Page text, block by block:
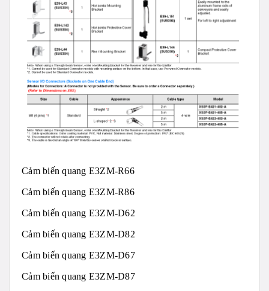
Cảm biến quang E3ZM-R66
Cảm biến quang E3ZM-R86
Cảm biến quang E3ZM-D62
Cảm biến quang E3ZM-D82
Cảm biến quang E3ZM-D67
Cảm biến quang E3ZM-D87